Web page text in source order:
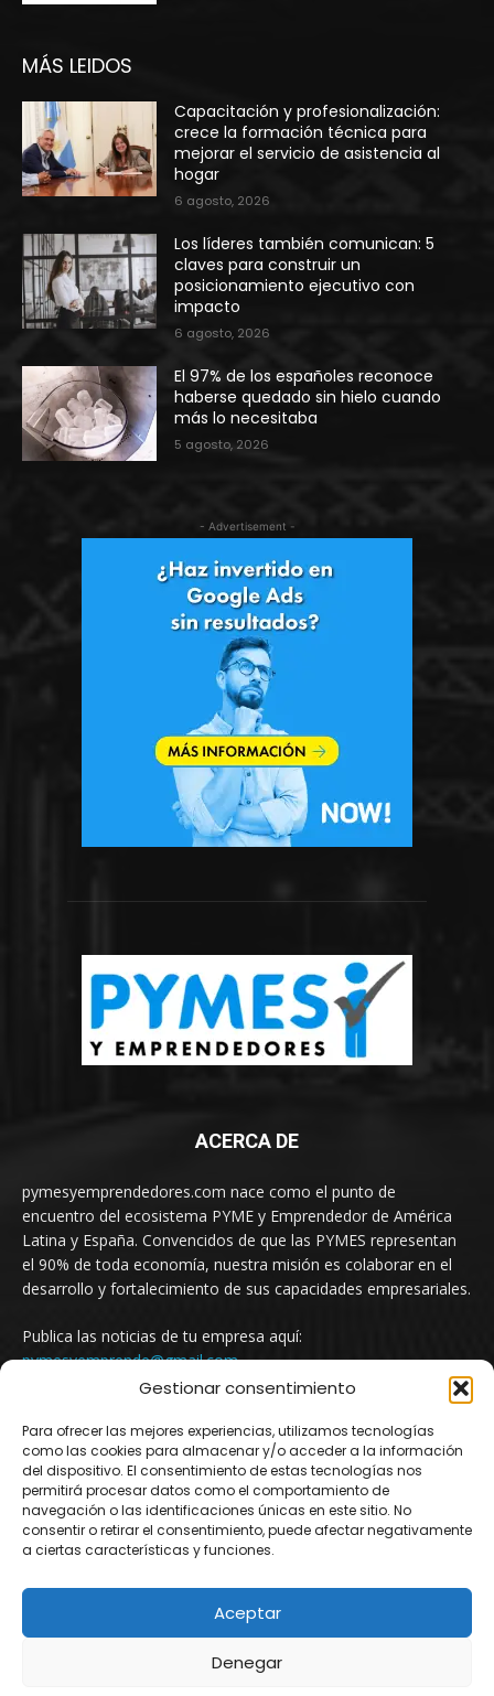
Gestionar consentimiento
Para ofrecer las mejores experiencias, utilizamos tecnologías
como las cookies para almacenar y/o acceder a la información
del dispositivo. El consentimiento de estas tecnologías nos
permitirá procesar datos como el comportamiento de
navegación o las identificaciones únicas en este sitio. No
consentir o retirar el consentimiento, puede afectar negativamente
a ciertas características y funciones.
Aceptar
Denegar
MÁS LEIDOS
Capacitación y profesionalización:
crece la formación técnica para
mejorar el servicio de asistencia al
hogar
6 agosto, 2026
Los líderes también comunican: 5
claves para construir un
posicionamiento ejecutivo con
impacto
6 agosto, 2026
El 97% de los españoles reconoce
haberse quedado sin hielo cuando
más lo necesitaba
5 agosto, 2026
- Advertisement -
ACERCA DE
pymesyemprendedores.com nace como el punto de
encuentro del ecosistema PYME y Emprendedor de América
Latina y España. Convencidos de que las PYMES representan
el 90% de toda economía, nuestra misión es colaborar en el
desarrollo y fortalecimiento de sus capacidades empresariales.
Publica las noticias de tu empresa aquí:
pymesyemprende@gmail.com
SÍGUENOS
© Newspaper WordPress Theme by TagDiv
Uruguay Chile